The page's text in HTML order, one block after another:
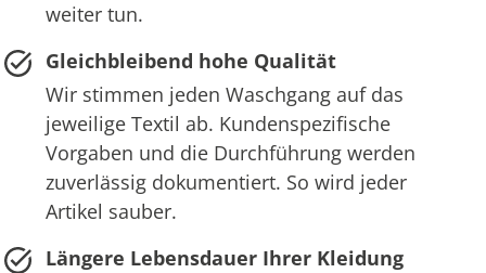
weiter tun.
Gleichbleibend hohe Qualität
Wir stimmen jeden Waschgang auf das
jeweilige Textil ab. Kundenspezifische
Vorgaben und die Durchführung werden
zuverlässig dokumentiert. So wird jeder
Artikel sauber.
Längere Lebensdauer Ihrer Kleidung